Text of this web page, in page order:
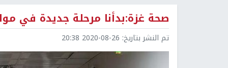
صحة غزة:بدأنا مرحلة جديدة في
تم النشر بتاريخ: 2020-08-26 20:38